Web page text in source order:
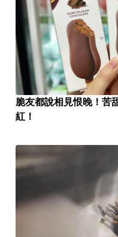
脆友都說相見恨晚！苦
紅！